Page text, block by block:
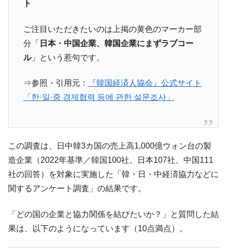
『Money1』
『韓国銀行』が「金の保有量を増やしま
す」⇒「金を経由するドル入手」手段ではないのか？
『Money1』
韓国･外為取引量「1日当たり1,214.4億ド
『Money1』
韓国･帰ってきた李在明。李在明を支持しな
い「50.5％」に上昇
た ⇒ 国家が行った恐るべき株価操作であり、空前の国政壟
『Money1』
韓国･警察職員が「丸刈りになって抗議活
動」
『Money1』
中国だけが鉄鋼輸出を異常増加させる ⇒ 中
国の過剰生産が世界を蝕む。
種は全般的「不調」⇒ PSIが示す現況は決して良くない。
『Money1』
【米韓激突案件】韓国消費者院が『クーパ
ン』1人当たり賠償10万ウォンを認定 ⇒ 総額3兆7,000億
ト
ご注目いただきたいのは上掲の黄色のマーカー部
分「 日本・中国企業、韓国企業にまずラブコー
ル」という惹句です。
⇒参照・引用元：
『韓国経済人協会』公式サイト
「한·일·중 경제협력 등에 관한 설문조사」
この調査は、日中韓3カ国の売上高1,000億ウォン台の製
造企業（2022年基準／韓国100社、日本107社、中国111
社の回答）を対象に実施した「韓・日・中経済協力などに
関するアンケート調査」の結果です。
「どの国の企業と協力関係を結びたいか？」と質問した結
果は、以下のようになっています（10点満点）。